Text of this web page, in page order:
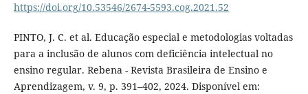
https://doi.org/10.53546/2674-5593.cog.2021.52
PINTO, J. C. et al. Educação especial e metodologias voltadas
para a inclusão de alunos com deficiência intelectual no
ensino regular. Rebena - Revista Brasileira de Ensino e
Aprendizagem, v. 9, p. 391–402, 2024. Disponível em: